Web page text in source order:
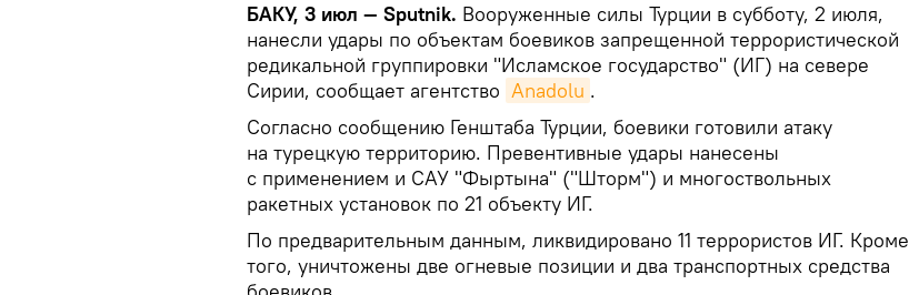
БАКУ, 3 июл — Sputnik. Вооруженные силы Турции в субботу, 2 июля,
нанесли удары по объектам боевиков запрещенной террористической
редикальной группировки "Исламское государство" (ИГ) на севере
Сирии, сообщает агентство Anadolu .
Согласно сообщению Генштаба Турции, боевики готовили атаку
на турецкую территорию. Превентивные удары нанесены
с применением и САУ "Фыртына" ("Шторм") и многоствольных
ракетных установок по 21 объекту ИГ.
По предварительным данным, ликвидировано 11 террористов ИГ. Кроме
того, уничтожены две огневые позиции и два транспортных средства